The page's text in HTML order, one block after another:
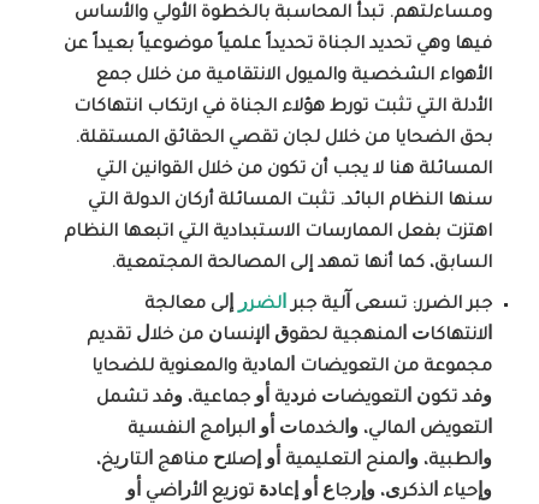
ومساءلتهم. تبدأ المحاسبة بالخطوة الأولي والأساس
فيها وهي تحديد الجناة تحديداً علمياً موضوعياً بعيداً عن
الأهواء الشخصية والميول الانتقامية من خلال جمع
الأدلة التي تثبت تورط هؤلاء الجناة في ارتكاب انتهاكات
بحق الضحايا من خلال لجان تقصي الحقائق المستقلة.
المسائلة هنا لا يجب أن تكون من خلال القوانين التي
سنها النظام البائد. تثبت المسائلة أركان الدولة التي
اهتزت بفعل الممارسات الاستبدادية التي اتبعها النظام
السابق، كما أنها تمهد إلى المصالحة المجتمعية.
جبر الضرر: ﺗﺴﻌﻰ ﺁﻟﻴﺔ ﺟﺒﺮﺍﻟﻀﺮﺭﺇﻟﻰ ﻣﻌﺎﻟﺠﺔ
ﺍﻻﻧﺘﻬﺎﻛﺎﺕ ﺍﻟﻤﻨﻬﺠﻴﺔ ﻟﺤﻘﻮﻕ ﺍﻹﻧﺴﺎﻥ ﻣﻦ ﺧﻼﻝ ﺗﻘﺪﻳﻢ
ﻣﺠﻤﻮﻋﺔ ﻣﻦ التعويضات ﺍﻟﻤﺎﺩﻳﺔ والمعنوية ﻟﻠﻀﺤﺎﻳﺎ
ﻭﻗﺪ ﺗﻜﻮﻥ ﺍﻟﺘﻌﻮﻳﻀﺎﺕ ﻓﺮﺩﻳﺔ ﺃﻭ ﺟﻤﺎﻋﻴﺔ، ﻭﻗﺪ ﺗﺸﻤﻞ
ﺍﻟﺘﻌﻮﻳﺾ ﺍﻟﻤﺎﻟﻲ، ﻭﺍﻟﺨﺪﻣﺎﺕ ﺃﻭ ﺍﻟﺒﺮﺍﻣﺞ ﺍﻟﻨﻔﺴﻴﺔ
ﻭﺍﻟﻄﺒﻴﺔ، ﻭﺍﻟﻤﻨﺢ ﺍﻟﺘﻌﻠﻴﻤﻴﺔ ﺃﻭ ﺇﺻﻼﺡ ﻣﻨﺎﻫﺞ ﺍﻟﺘﺎﺭﻳﺦ،
ﻭﺇﺣﻴﺎء ﺍﻟﺬﻛﺮﻯ، ﻭﺇﺭﺟﺎﻉ ﺃﻭ ﺇﻋﺎﺩﺓ ﺗﻮﺯﻳﻊ ﺍﻷﺭﺍﺿﻲ ﺃﻭ